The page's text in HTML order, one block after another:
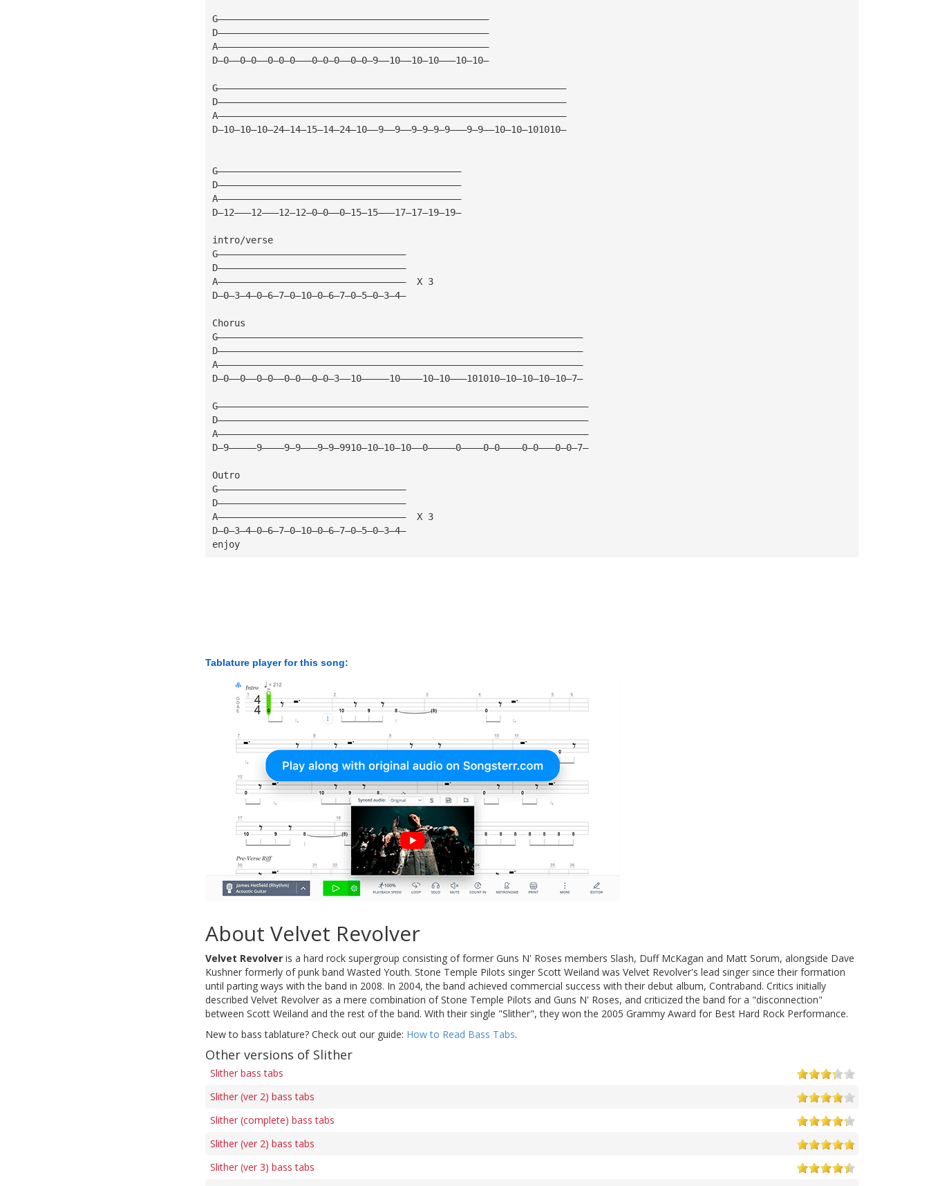
G—————————————————————————————————————————————————
D—————————————————————————————————————————————————
A—————————————————————————————————————————————————
D—0——0—0——0—0—0———0—0—0——0—0—9——10——10—10———10—10—
G———————————————————————————————————————————————————————————————
D———————————————————————————————————————————————————————————————
A———————————————————————————————————————————————————————————————
D—10—10—10—24—14—15—14—24—10——9——9——9—9—9—9———9—9——10—10—101010—
G————————————————————————————————————————————
D————————————————————————————————————————————
A————————————————————————————————————————————
D—12———12———12—12—0—0——0—15—15———17—17—19—19—
intro/verse
G——————————————————————————————————
D——————————————————————————————————
A——————————————————————————————————  X 3
D—0—3—4—0—6—7—0—10—0—6—7—0—5—0—3—4—
Chorus
G——————————————————————————————————————————————————————————————————
D——————————————————————————————————————————————————————————————————
A——————————————————————————————————————————————————————————————————
D—0——0——0—0——0—0——0—0—3——10—————10————10—10———101010—10—10—10—10—7—
G———————————————————————————————————————————————————————————————————
D———————————————————————————————————————————————————————————————————
A———————————————————————————————————————————————————————————————————
D—9—————9————9—9———9—9—9910—10—10—10——0—————0————0—0————0—0———0—0—7—
Outro
G——————————————————————————————————
D——————————————————————————————————
A——————————————————————————————————  X 3
D—0—3—4—0—6—7—0—10—0—6—7—0—5—0—3—4—
enjoy
Tablature player for this song:
About Velvet Revolver
Velvet Revolver is a hard rock supergroup consisting of former Guns N' Roses members Slash, Duff McKagan and Matt Sorum, alongside Dave
Kushner formerly of punk band Wasted Youth. Stone Temple Pilots singer Scott Weiland was Velvet Revolver's lead singer since their formation
until parting ways with the band in 2008. In 2004, the band achieved commercial success with their debut album, Contraband. Critics initially
described Velvet Revolver as a mere combination of Stone Temple Pilots and Guns N' Roses, and criticized the band for a "disconnection"
between Scott Weiland and the rest of the band. With their single "Slither", they won the 2005 Grammy Award for Best Hard Rock Performance.
New to bass tablature? Check out our guide: How to Read Bass Tabs.
Other versions of Slither
Slither bass tabs
Slither (ver 2) bass tabs
Slither (complete) bass tabs
Slither (ver 2) bass tabs
Slither (ver 3) bass tabs